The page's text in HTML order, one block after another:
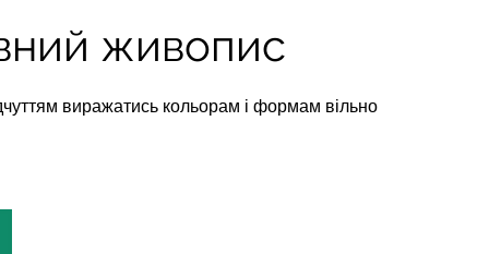
живопис
виражатись кольорам і формам вільно